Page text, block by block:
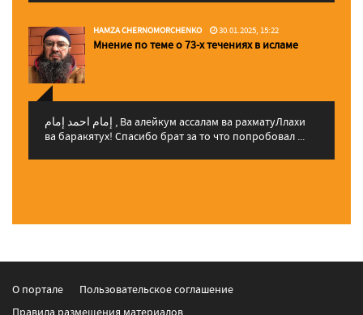
HAMZA CHERNOMORCHENKO 30.01.2025, 15:22
Мнение по теме о 73-х течениях в исламе
إمام احمد إمام , Ва алейкум ассалам ва рахматуЛлахи
ва баракятух! Спасибо брат за то что попробовал ...
О портале
Пользовательское соглашение
Правила размещения материалов